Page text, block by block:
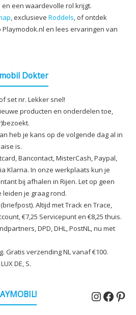
een waardevolle rol krijgt.
, exclusieve Roddels, of ontdek
Playmodok.nl en lees ervaringen van
Dokter
set nr. Lekker snel!
producten en onderdelen toe,
heb je kans op de volgende dag al in
is.
Bancontact, MisterCash, Paypal,
Klarna. In onze werkplaats kun je
bij afhalen in Rijen. Let op geen
je graag rond.
Altijd met Track en Trace,
€7,25 Servicepunt en €8,25 thuis.
DPD, DHL, PostNL, nu met
Gratis verzending NL vanaf €100.
DE, S.